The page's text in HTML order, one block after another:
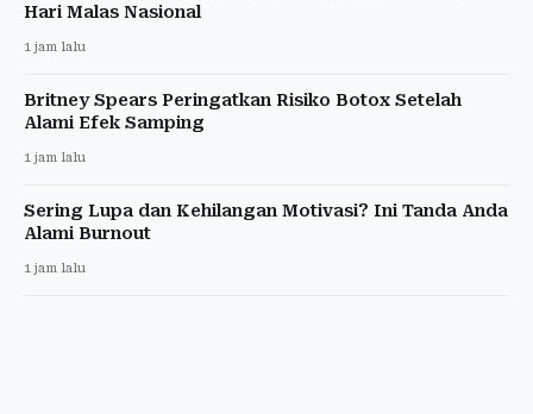
Hari Malas Nasional
1 jam lalu
Britney Spears Peringatkan Risiko Botox Setelah
Alami Efek Samping
1 jam lalu
Sering Lupa dan Kehilangan Motivasi? Ini Tanda Anda
Alami Burnout
1 jam lalu